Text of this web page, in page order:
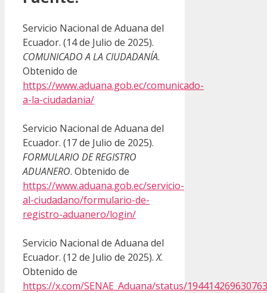
Servicio Nacional de Aduana del
Ecuador. (14 de Julio de 2025).
COMUNICADO A LA CIUDADANÍA.
Obtenido de
https://www.aduana.gob.ec/comunicado-
a-la-ciudadania/
Servicio Nacional de Aduana del
Ecuador. (17 de Julio de 2025).
FORMULARIO DE REGISTRO
ADUANERO. Obtenido de
https://www.aduana.gob.ec/servicio-
al-ciudadano/formulario-de-
registro-aduanero/login/
Servicio Nacional de Aduana del
Ecuador. (12 de Julio de 2025).X.
Obtenido de
https://x.com/SENAE_Aduana/status/